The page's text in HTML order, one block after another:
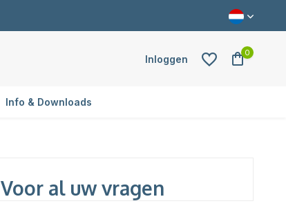
Inloggen
0
Info & Downloads
Voor al uw vragen